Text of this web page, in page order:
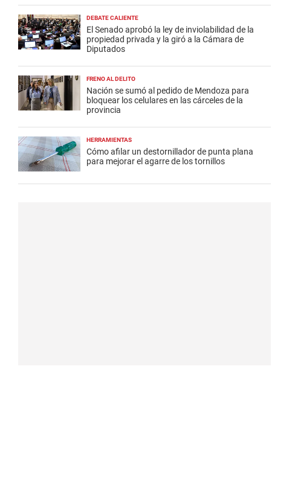
DEBATE CALIENTE
El Senado aprobó la ley de inviolabilidad de la
propiedad privada y la giró a la Cámara de
Diputados
FRENO AL DELITO
Nación se sumó al pedido de Mendoza para
bloquear los celulares en las cárceles de la
provincia
HERRAMIENTAS
Cómo afilar un destornillador de punta plana
para mejorar el agarre de los tornillos